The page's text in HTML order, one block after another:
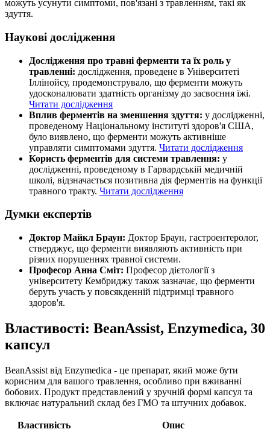
можуть усунути симптоми, пов'язані з травленням, такі як
здуття.
Наукові дослідження
Дослідження про травні ферменти та їх роль у
травленні: дослідження, проведене в Університеті
Іллінойсу, продемонструвало, що ферменти можуть
удосконалювати здатність організму до засвоєння їжі.
Читати дослідження
Вплив ферментів на зменшення здуття: у дослідженні,
проведеному Національному інституті здоров'я США,
було виявлено, що ферменти можуть активніше
управляти симптомами здуття. Читати дослідження
Користь ферментів для системи травлення: у
дослідженні, проведеному в Гарвардській медичній
школі, відзначається позитивна дія ферментів на функції
травного тракту. Читати дослідження
Думки експертів
Доктор Майкл Браун: Доктор Браун, гастроентеролог,
стверджує, що ферменти виявляють активність при
різних порушеннях травної системи.
Професор Анна Сміт: Професор дієтології з
університету Кембриджу також зазначає, що ферменти
беруть участь у повсякденній підтримці травного
здоров'я.
Властивості: BeanAssist, Enzymedica, 30
капсул
BeanAssist від Enzymedica - це препарат, який може бути
корисним для вашого травлення, особливо при вживанні
бобових. Продукт представлений у зручній формі капсул та
включає натуральний склад без ГМО та штучних добавок.
Властивість Опис